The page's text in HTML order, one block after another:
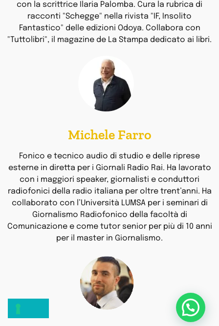
con la scrittrice Ilaria Palomba. Cura la rubrica di
racconti "Schegge" nella rivista "IF, Insolito
Fantastico" delle edizioni Odoya. Collabora con
"Tuttolibri", il magazine de La Stampa dedicato ai libri.
Michele Farro
Fonico e tecnico audio di studio e delle riprese
esterne in diretta per i Giornali Radio Rai. Ha lavorato
con i maggiori speaker, giornalisti e conduttori
radiofonici della radio italiana per oltre trent’anni. Ha
collaborato con l’Università LUMSA per i seminari di
Giornalismo Radiofonico della facoltà di
Comunicazione e come tutor senior per più di 10 anni
per il master in Giornalismo.